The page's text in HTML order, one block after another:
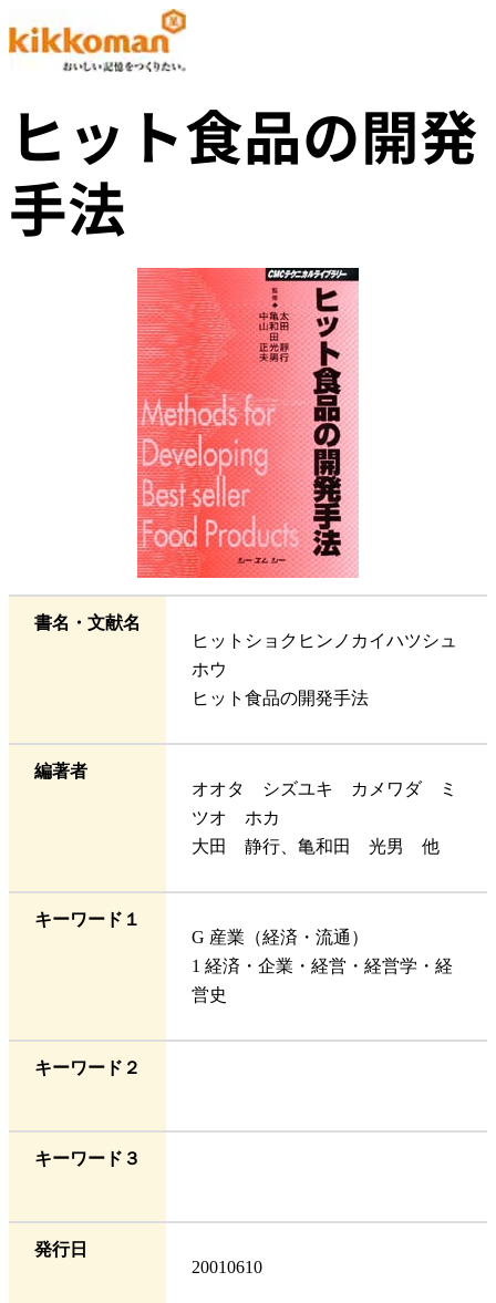
ヒット食品の開発
手法
書名・文献名
ヒットショクヒンノカイハツシュ
ホウ
ヒット食品の開発手法
編著者
オオタ シズユキ カメワダ ミ
ツオ ホカ
大田 静行、亀和田 光男 他
キーワード１
G 産業（経済・流通）
1 経済・企業・経営・経営学・経
営史
キーワード２
キーワード３
発行日
20010610